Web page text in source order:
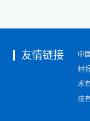
友情链接 中
材
术
技